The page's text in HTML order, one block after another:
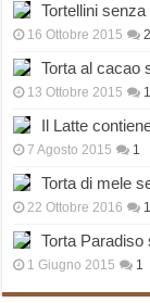
Tortellini
16 Ottobre 2015 2
Torta al cacao
13 Ottobre 2015 1
Il Latte
7 Agosto 2015 1
Torta di mele
22 Ottobre 2016 1
Torta
1 Giugno 2015 1